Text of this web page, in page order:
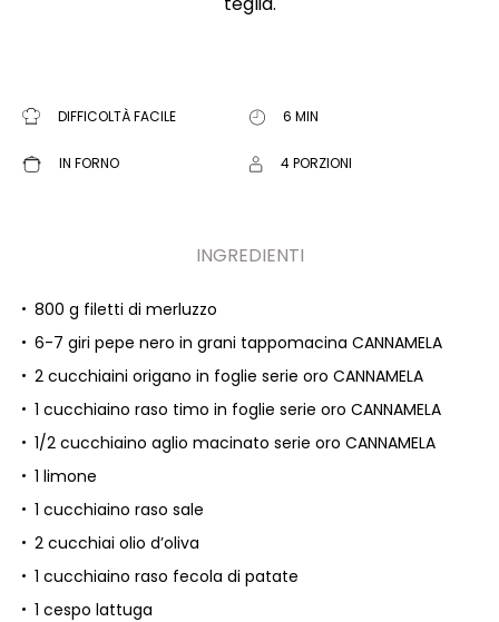
DIFFICOLTÀ FACILE 6 MIN
IN FORNO 4 PORZIONI
INGREDIENTI
800 g filetti di merluzzo
6-7 giri pepe nero in grani tappomacina CANNAMELA
2 cucchiaini origano in foglie serie oro CANNAMELA
1 cucchiaino raso timo in foglie serie oro CANNAMELA
1/2 cucchiaino aglio macinato serie oro CANNAMELA
1 limone
1 cucchiaino raso sale
2 cucchiai olio d’oliva
1 cucchiaino raso fecola di patate
1 cespo lattuga